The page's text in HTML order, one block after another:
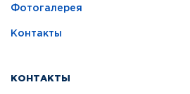
Фотогалерея
Контакты
КОНТАКТЫ